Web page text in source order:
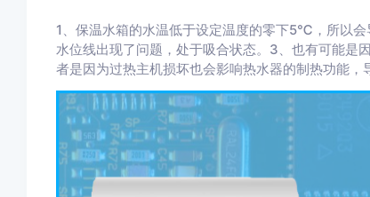
1、保温水箱的水温低于设定温度的零下5℃，所以
水位线出现了问题，处于吸合状态。3、也有可能是
者是因为过热主机损坏也会影响热水器的制热功能，